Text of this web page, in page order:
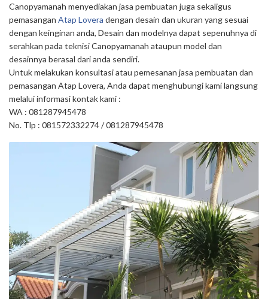
Canopyamanah menyediakan jasa pembuatan juga sekaligus
pemasangan Atap Lovera dengan desain dan ukuran yang sesuai
dengan keinginan anda, Desain dan modelnya dapat sepenuhnya di
serahkan pada teknisi Canopyamanah ataupun model dan
desainnya berasal dari anda sendiri.
Untuk melakukan konsultasi atau pemesanan jasa pembuatan dan
pemasangan Atap Lovera, Anda dapat menghubungi kami langsung
melalui informasi kontak kami :
WA : 081287945478
No. Tlp : 081572332274 / 081287945478